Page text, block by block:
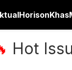
HorisonKhas
Hot